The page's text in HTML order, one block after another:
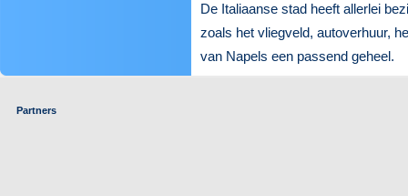
De Italiaanse stad heeft allerlei
zoals het vliegveld, autoverhuur,
van Napels een passend geheel.
Partners